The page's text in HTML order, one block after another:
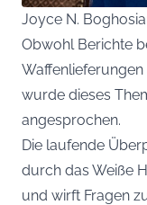
Joyce N.
Obwohl Berichte
Waffenlieferungen
wurde dieses
angesprochen.
Die laufende
durch das Weiße
und wirft Fragen